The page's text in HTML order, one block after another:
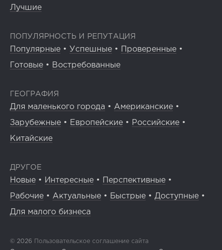
Лучшие
ПОПУЛЯРНОСТЬ И РЕПУТАЦИЯ
Популярные • Успешные • Проверенные •
Готовые • Востребованные
ГЕОГРАФИЯ
Для маленького города • Американские •
Зарубежные • Европейские • Российские •
Китайские
ДРУГОЕ
Новые • Интересные • Перспективные •
Рабочие • Актуальные • Быстрые • Доступные •
Для малого бизнеса
© 2026 Пользовательское соглашение сайта